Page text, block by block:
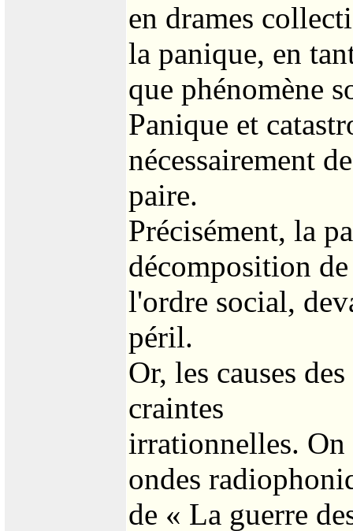
en drames
la panique, en
que phénomène
Panique et
nécessairement de
paire.
Précisément, la
décomposition de
l'ordre social,
péril.
Or, les causes
craintes
irrationnelles. On
ondes
de « La guerre